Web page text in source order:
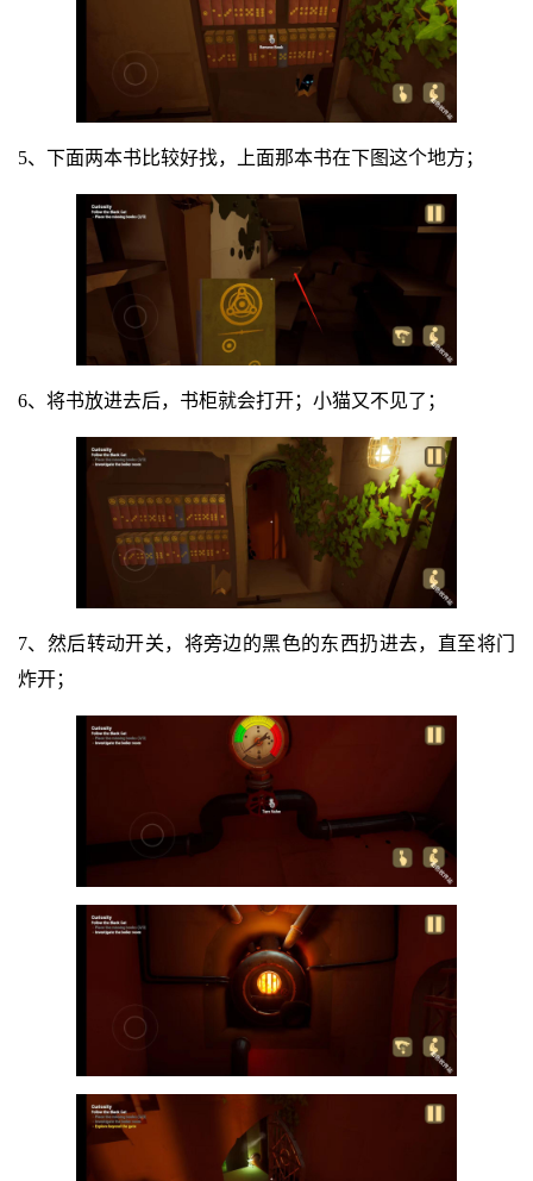
5、下面两本书比较好找，上面那本书在下图这个地方；
6、将书放进去后，书柜就会打开；小猫又不见了；
7、然后转动开关，将旁边的黑色的东西扔进去，直至将门
炸开；